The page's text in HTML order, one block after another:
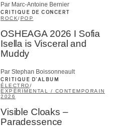
Par Marc-Antoine Bernier
CRITIQUE DE CONCERT
ROCK/POP
OSHEAGA 2026 I Sofia
Isella is Visceral and
Muddy
Par Stephan Boissonneault
CRITIQUE D'ALBUM
ÉLECTRO/
EXPÉRIMENTAL / CONTEMPORAIN
2026
Visible Cloaks –
Paradessence